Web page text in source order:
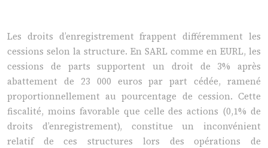
Les droits d’enregistrement frappent différemment les
cessions selon la structure. En SARL comme en EURL, les
cessions de parts supportent un droit de 3% après
abattement de 23 000 euros par part cédée, ramené
proportionnellement au pourcentage de cession. Cette
fiscalité, moins favorable que celle des actions (0,1% de
droits d’enregistrement), constitue un inconvénient
relatif de ces structures lors des opérations de